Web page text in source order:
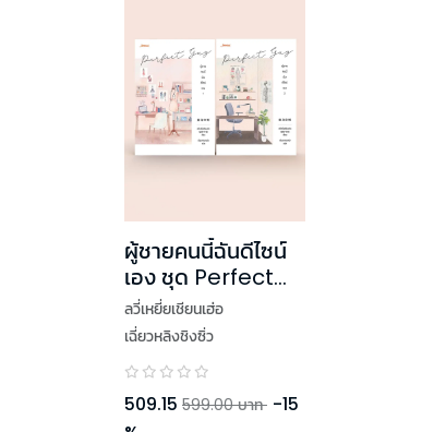
ผู้ชายคนนี้ฉันดีไซน์
เอง ชุด Perfect
Guy เล่ม 1-2 (2
เล่มจบ)
ลวี่เหยี่ยเชียนเฮ่อ
เฉี่ยวหลิงชิงซิ่ว
509.15 599.00 บาท -15